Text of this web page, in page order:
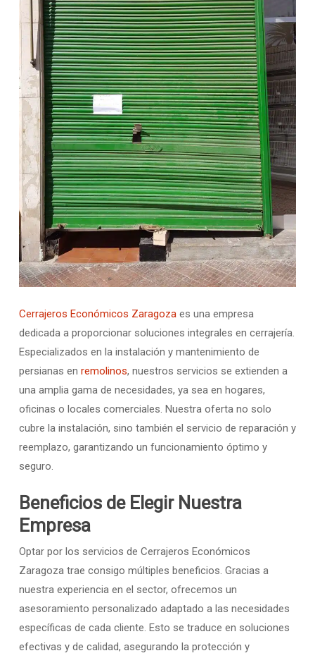
Cerrajeros Económicos Zaragozaes una empresa
dedicada a proporcionar soluciones integrales en cerrajería.
Especializados en la instalación y mantenimiento de
persianas en remolinos, nuestros servicios se extienden a
una amplia gama de necesidades, ya sea en hogares,
oficinas o locales comerciales. Nuestra oferta no solo
cubre la instalación, sino también el servicio de reparación y
reemplazo, garantizando un funcionamiento óptimo y
seguro.
Beneficios de Elegir Nuestra
Empresa
Optar por los servicios de Cerrajeros Económicos
Zaragoza trae consigo múltiples beneficios. Gracias a
nuestra experiencia en el sector, ofrecemos un
asesoramiento personalizado adaptado a las necesidades
específicas de cada cliente. Esto se traduce en soluciones
efectivas y de calidad, asegurando la protección y